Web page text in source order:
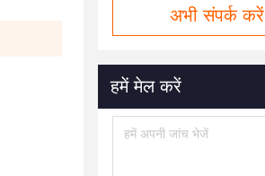
अभी संपर्क करें
हमें मेल करें